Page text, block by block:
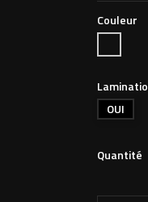
Couleur
Impression
Numérique
OUI
Quantité